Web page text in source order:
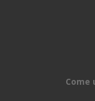
Come